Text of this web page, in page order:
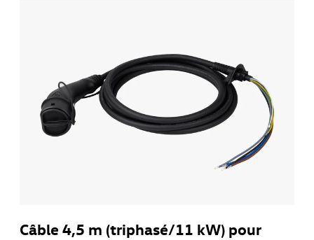
Câble 4,5 m (triphasé/11 kW) pour